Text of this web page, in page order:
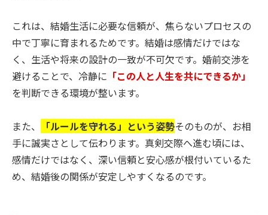
これは、結婚生活に必要な信頼が、焦らないプロセスの
中で丁寧に育まれるためです。結婚は感情だけではな
く、生活や将来の設計の一致が不可欠です。婚前交渉を
避けることで、冷静に 「この人と人生を共にできるか」
を判断できる環境が整います。
また、 「ルールを守れる」という姿勢そのものが、お相
手に誠実さとして伝わります。真剣交際へ進む頃には、
感情だけではなく、深い信頼と安心感が根付いているた
め、結婚後の関係が安定しやすくなるのです。